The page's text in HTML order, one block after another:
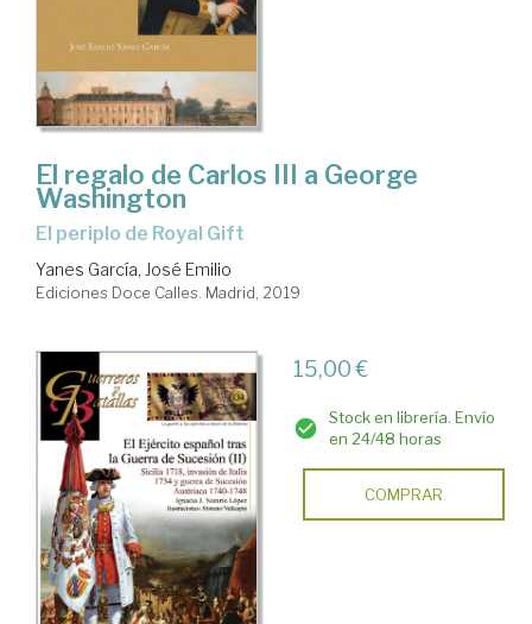
El regalo de Carlos III a George
Washington
el periplo de Royal Gift
Yanes García, José Emilio
Ediciones Doce Calles. Madrid, 2019
15,00 €
Stock en librería. Envío
en 24/48 horas
COMPRAR